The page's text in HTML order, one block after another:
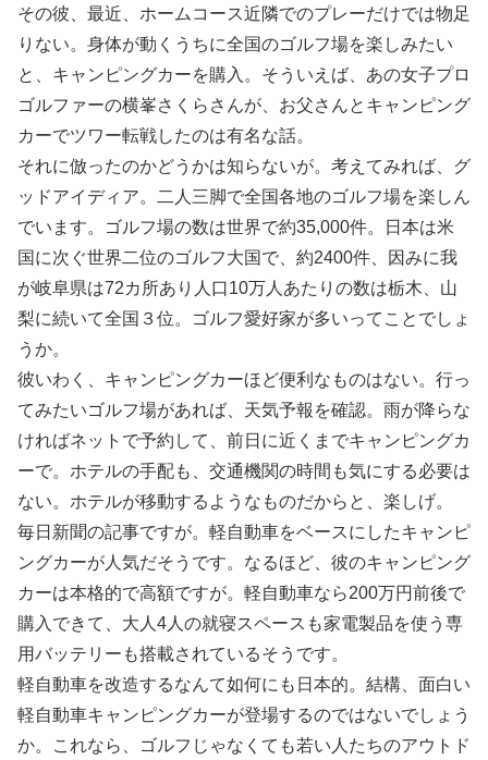
その彼、最近、ホームコース近隣でのプレーだけでは物足
りない。身体が動くうちに全国のゴルフ場を楽しみたい
と、キャンピングカーを購入。そういえば、あの女子プロ
ゴルファーの横峯さくらさんが、お父さんとキャンピング
カーでツワー転戦したのは有名な話。
それに倣ったのかどうかは知らないが。考えてみれば、グ
ッドアイディア。二人三脚で全国各地のゴルフ場を楽しん
でいます。ゴルフ場の数は世界で約35,000件。日本は米
国に次ぐ世界二位のゴルフ大国で、約2400件、因みに我
が岐阜県は72カ所あり人口10万人あたりの数は栃木、山
梨に続いて全国３位。ゴルフ愛好家が多いってことでしょ
うか。
彼いわく、キャンピングカーほど便利なものはない。行っ
てみたいゴルフ場があれば、天気予報を確認。雨が降らな
ければネットで予約して、前日に近くまでキャンピングカ
ーで。ホテルの手配も、交通機関の時間も気にする必要は
ない。ホテルが移動するようなものだからと、楽しげ。
毎日新聞の記事ですが。軽自動車をベースにしたキャンピ
ングカーが人気だそうです。なるほど、彼のキャンピング
カーは本格的で高額ですが。軽自動車なら200万円前後で
購入できて、大人4人の就寝スペースも家電製品を使う専
用バッテリーも搭載されているそうです。
軽自動車を改造するなんて如何にも日本的。結構、面白い
軽自動車キャンピングカーが登場するのではないでしょう
か。これなら、ゴルフじゃなくても若い人たちのアウトド